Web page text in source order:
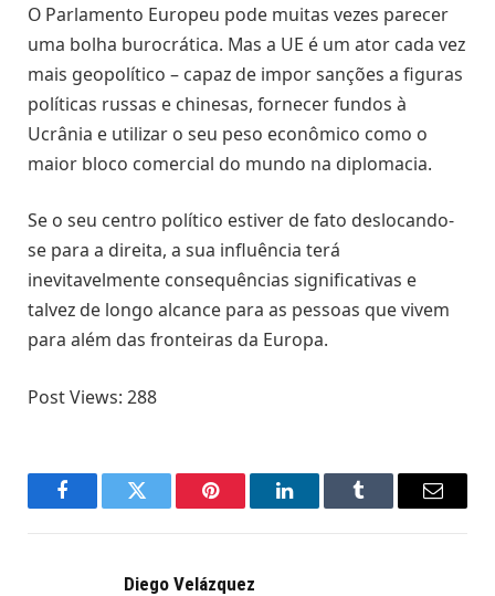
O Parlamento Europeu pode muitas vezes parecer
uma bolha burocrática. Mas a UE é um ator cada vez
mais geopolítico – capaz de impor sanções a figuras
políticas russas e chinesas, fornecer fundos à
Ucrânia e utilizar o seu peso econômico como o
maior bloco comercial do mundo na diplomacia.
Se o seu centro político estiver de fato deslocando-
se para a direita, a sua influência terá
inevitavelmente consequências significativas e
talvez de longo alcance para as pessoas que vivem
para além das fronteiras da Europa.
Post Views: 288
FacebookTwitter Pinterest LinkedInTumblr Email
Diego Velázquez